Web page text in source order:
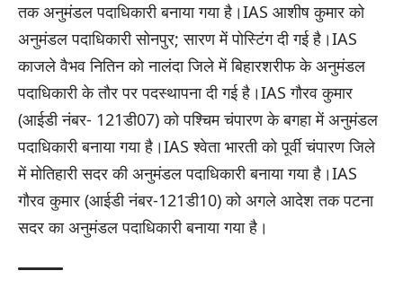
तक अनुमंडल पदाधिकारी बनाया गया है।IAS आशीष कुमार को
अनुमंडल पदाधिकारी सोनपुर; सारण में पोस्टिंग दी गई है।IAS
काजले वैभव नितिन को नालंदा जिले में बिहारशरीफ के अनुमंडल
पदाधिकारी के तौर पर पदस्थापना दी गई है।IAS गौरव कुमार
(आईडी नंबर- 121डी07) को पश्चिम चंपारण के बगहा में अनुमंडल
पदाधिकारी बनाया गया है।IAS श्वेता भारती को पूर्वी चंपारण जिले
में मोतिहारी सदर की अनुमंडल पदाधिकारी बनाया गया है।IAS
गौरव कुमार (आईडी नंबर-121डी10) को अगले आदेश तक पटना
सदर का अनुमंडल पदाधिकारी बनाया गया है।